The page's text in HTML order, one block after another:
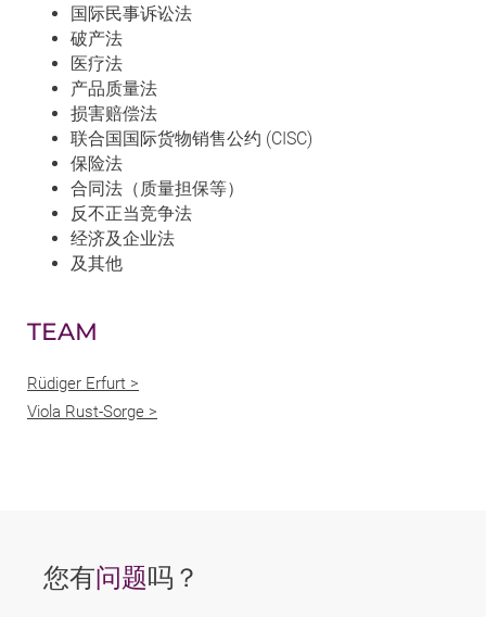
国际民事诉讼法
破产法
医疗法
产品质量法
损害赔偿法
联合国国际货物销售公约 (CISC)
保险法
合同法（质量担保等）
反不正当竞争法
经济及企业法
及其他
TEAM
Rüdiger Erfurt >
Viola Rust-Sorge >
您有问题吗？